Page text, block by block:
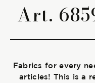
Art.
Fabrics for every
articles! This is a